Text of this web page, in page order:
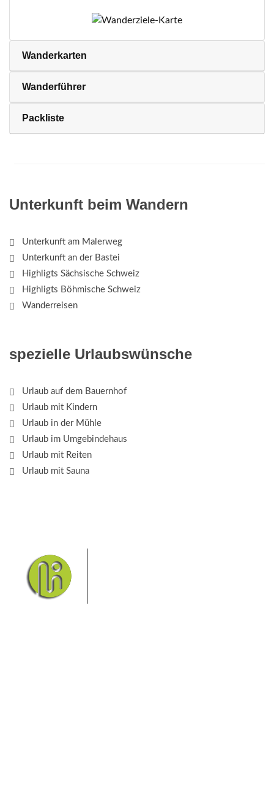
Wanderkarten
Wanderführer
Packliste
Unterkunft beim Wandern
Unterkunft am Malerweg
Unterkunft an der Bastei
Highligts Sächsische Schweiz
Highligts Böhmische Schweiz
Wanderreisen
spezielle Urlaubswünsche
Urlaub auf dem Bauernhof
Urlaub mit Kindern
Urlaub in der Mühle
Urlaub im Umgebindehaus
Urlaub mit Reiten
Urlaub mit Sauna